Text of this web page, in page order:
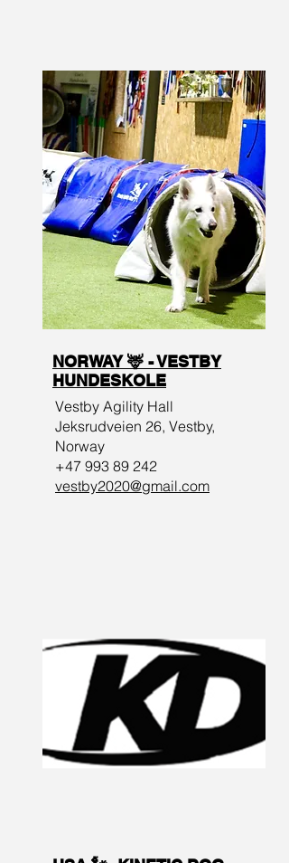
NORWAY 🦌 - VESTBY
HUNDESKOLE
Vestby Agility Hall
Jeksrudveien 26, Vestby,
Norway
+47 993 89 242
vestby2020@gmail.com